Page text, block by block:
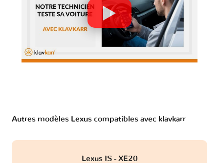
Autres modèles Lexus compatibles avec klavkarr
Lexus IS - XE20